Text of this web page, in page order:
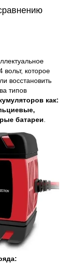
вольт, которое
восстановить
типов
как:
батареи